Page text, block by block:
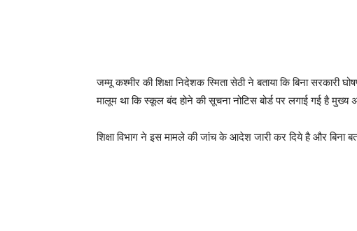
जम्मू कश्मीर की शिक्षा निदेशक स्मिता सेठी ने बताया कि बिना
मालूम था कि स्कूल बंद होने की सूचना नोटिस बोर्ड पर लगाई गई है मुख्य
शिक्षा विभाग ने इस मामले की जांच के आदेश जारी कर दिये है और बिना